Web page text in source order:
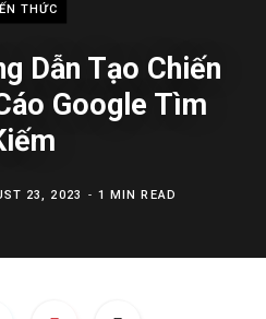
THỨC
Dẫn Tạo Chiến
Google Tìm
23, 2023 1 MIN READ